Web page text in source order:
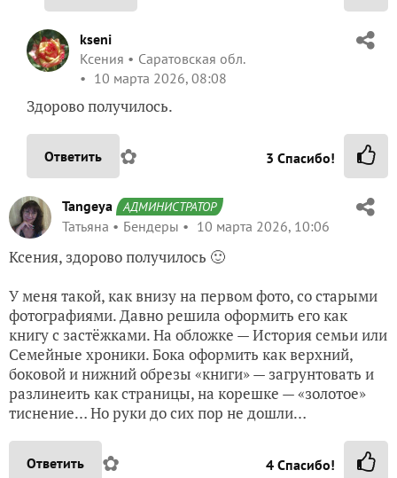
kseni
Ксения
Саратовская обл.
10 марта 2026, 08:08
Здорово получилось.
Ответить ✿ 3 Спасибо!
Tangeya АДМИНИСТРАТОР
Татьяна Бендеры 10 марта 2026, 10:06
Ксения, здорово получилось 🙂
У меня такой, как внизу на первом фото, со старыми
фотографиями. Давно решила оформить его как
книгу с застёжками. На обложке — История семьи или
Семейные хроники. Бока оформить как верхний,
боковой и нижний обрезы «книги» — загрунтовать и
разлинеить как страницы, на корешке — «золотое»
тиснение… Но руки до сих пор не дошли…
Ответить ✿ 4 Спасибо!